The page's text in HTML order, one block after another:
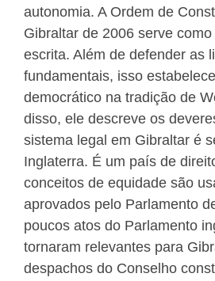
autonomia. A Ordem de
Gibraltar de 2006 serve
escrita. Além de defender as
fundamentais, isso
democrático na tradição de
disso, ele descreve os
sistema legal em Gibraltar é
Inglaterra. É um país de
conceitos de equidade são
aprovados pelo Parlamento
poucos atos do Parlamento
tornaram relevantes para
despachos do Conselho